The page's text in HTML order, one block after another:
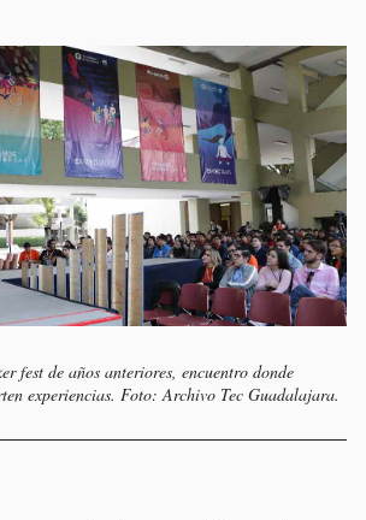
fest de años anteriores, encuentro donde
experiencias. Foto: Archivo Tec Guadalajara.